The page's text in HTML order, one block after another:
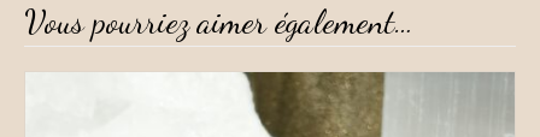
Vous pourriez aimer également…